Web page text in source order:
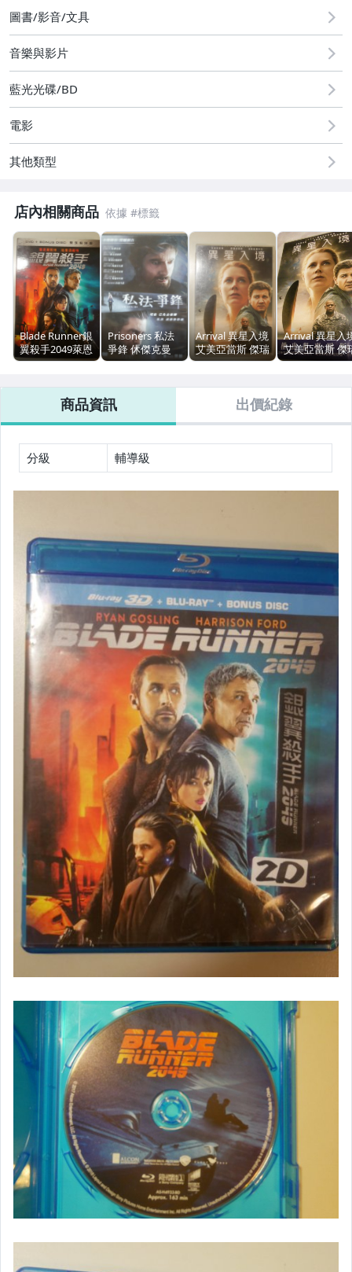
圖書/影音/文具
音樂與影片
藍光光碟/BD
電影
其他類型
店內相關商品
Blade Runner銀
翼殺手2049萊恩
葛斯林哈里遜福
(生死交戰鋒迴
路轉)丹尼維勒
納夫(沙丘)導演
雙碟
Prisoners 私法
爭鋒 休傑克曼
傑克葛倫霍 保羅
夫(沙丘異星入
境怒火邊界銀翼
殺手2049)導演
Arrival 異星入境
艾美亞當斯 傑瑞
米雷納 丹尼維勒
Villeneuve (沙
Arrival 異星入
艾美亞當斯 傑
米雷納 丹尼維
Villeneuve (沙
丘) 導演
商品資訊 出價紀錄
分級 輔導級